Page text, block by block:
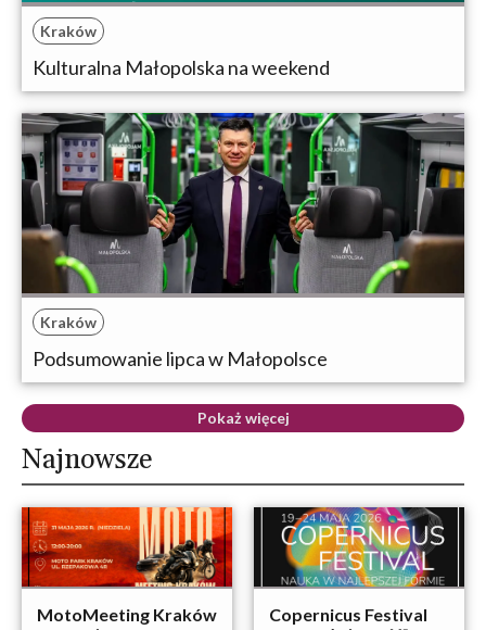
Kraków
Kulturalna Małopolska na weekend
Kraków
Podsumowanie lipca w Małopolsce
Pokaż więcej
Najnowsze
MotoMeeting Kraków
Copernicus Festival